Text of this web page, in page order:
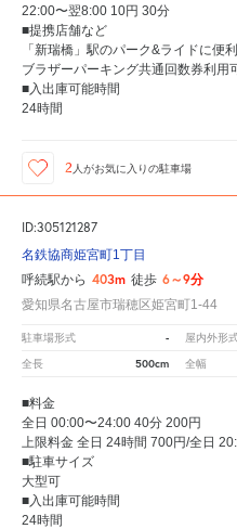
22:00〜翌8:00 10円 30分
■提携店舗など
「新瑞橋」駅のパーク&ライドに便
ブラザーパーキング共通回数券利用
■入出庫可能時間
24時間
2 人がお気に入りの駐車場
ID:305121287
名鉄協商姫宮町1丁目
呼続駅から 403m 徒歩 6～9分
愛知県名古屋市瑞穂区姫宮町1-44
駐車場形式 - 屋内外形
全長 500cm 全幅
■料金
全日 00:00〜24:00 40分 200円
上限料金 全日 24時間 700円/全日
■駐車サイズ
大型可
■入出庫可能時間
24時間